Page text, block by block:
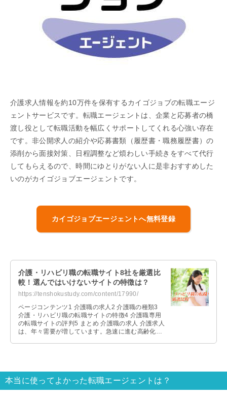
介護求人情報を約10万件を保有するカイゴジョブの転職エージ
ェントサービスです。転職エージェントは、企業と応募者の橋
渡し役として転職活動を幅広くサポートしてくれる心強い存在
です。非公開求人の紹介や応募書類（履歴書・職務履歴書）の
添削から面接対策、日程調整など煩わしい手続きをすべて代行
してもらえるので、時間にゆとりがない人に是非おすすめした
いのがカイゴジョブエージェントです。
カイゴジョブエージェントへ無料登録
介護・リハビリ職の転職サイト8社を厳選比
較！選んではいけないサイトの特徴は？
https://tenshokustudy.com/content/17990/
ページコンテンツ1 介護職の求人2 介護職の種類3
介護・リハビリ職の転職サイトの特徴4 介護職専用
の転職サイトの評判5 まとめ 介護職の求人 介護求人
は、年々需要が増しています。急速に進む高齢化や
本当に使ってよかった転職エージェントは？